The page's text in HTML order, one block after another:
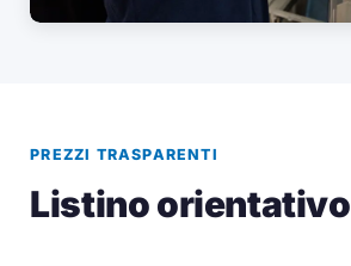
PREZZI TRASPARENTI
Listino orientativo